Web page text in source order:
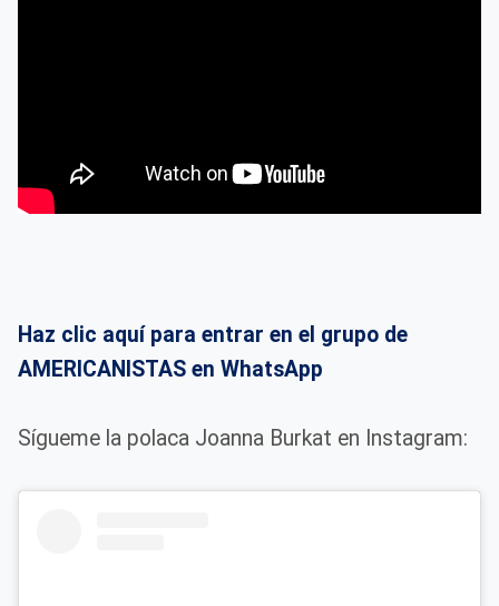
Haz clic aquí para entrar en el grupo de
AMERICANISTAS en WhatsApp
Sígueme la polaca Joanna Burkat en Instagram: